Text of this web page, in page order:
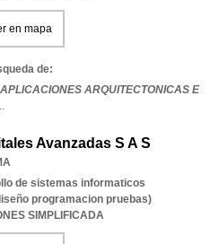
en mapa
de:
APLICACIONES ARQUITECTONICAS E
Avanzadas S A S
de sistemas informaticos
programacion pruebas)
SIMPLIFICADA